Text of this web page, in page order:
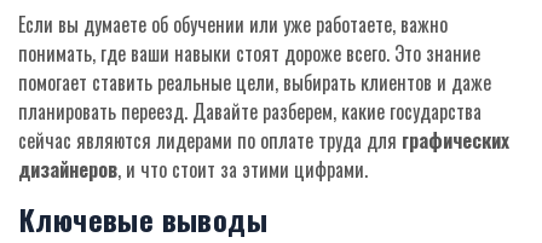
Если вы думаете об обучении или уже работаете, важно
понимать, где ваши навыки стоят дороже всего. Это знание
помогает ставить реальные цели, выбирать клиентов и даже
планировать переезд. Давайте разберем, какие государства
сейчас являются лидерами по оплате труда для графических
дизайнеров, и что стоит за этими цифрами.
Ключевые выводы